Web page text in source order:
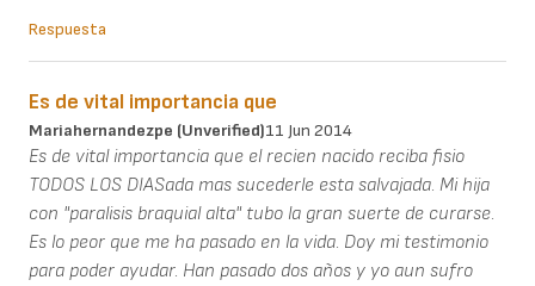
Respuesta
Es de vital importancia que
Mariahernandezpe (unverified)11 Jun 2014
Es de vital importancia que el recien nacido reciba fisio
TODOS LOS DIASada mas sucederle esta salvajada. Mi hija
con "paralisis braquial alta" tubo la gran suerte de curarse.
Es lo peor que me ha pasado en la vida. Doy mi testimonio
para poder ayudar. Han pasado dos años y yo aun sufro